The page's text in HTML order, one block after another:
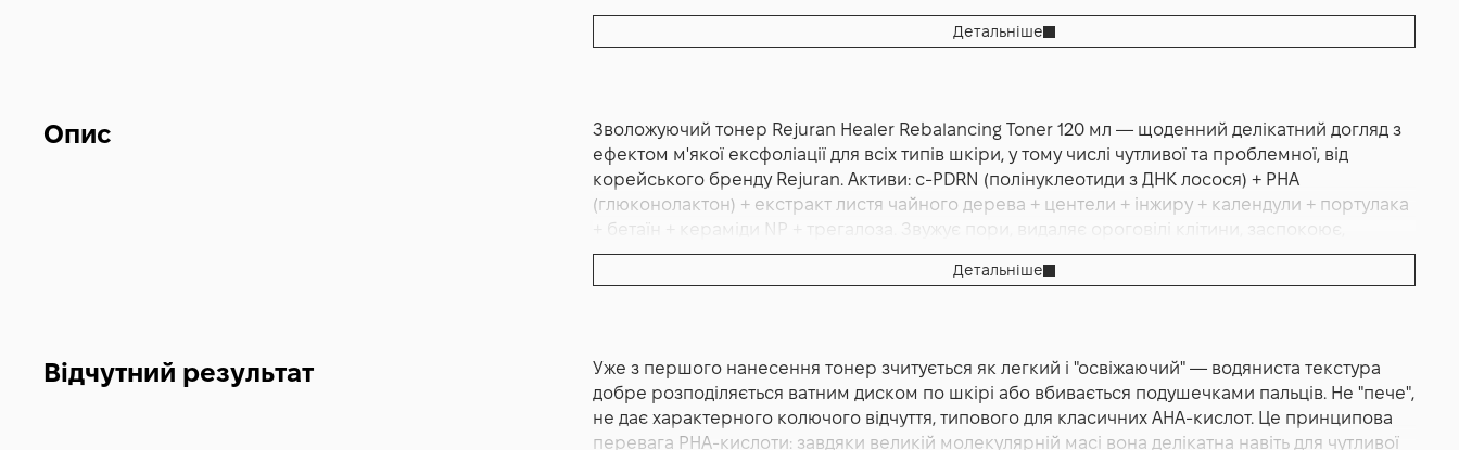
Основна дія:Від почервоніння,Зволоження
Форма випуску:Тонер
Детальніше
Опис
Зволожуючий тонер Rejuran Healer Rebalancing Toner 120 мл — щоденний делікатний догляд з
ефектом м'якої ексфоліації для всіх типів шкіри, у тому числі чутливої та проблемної, від
корейського бренду Rejuran. Активи: c-PDRN (полінуклеотиди з ДНК лосося) + PHA
(глюконолактон) + екстракт листя чайного дерева + центели + інжиру + календули + портулака
+ бетаїн + кераміди NP + трегалоза. Звужує пори, видаляє ороговілі клітини, заспокоює,
відновлює бар'єр. Корейський бренд Rejuran.
не залишає липкого або жирного фінішу. Виробник позиціонує засіб як універсальний тонер з
фірмовим комплексом c-PDRN — ексклюзивним активом Rejuran, який працює над
оновленням шкіри і підтримкою її пружності — у поєднанні з делікатною PHA-ексфоліацією і
Детальніше
Відчутний результат
Уже з першого нанесення тонер зчитується як легкий і "освіжаючий" — водяниста текстура
добре розподіляється ватним диском по шкірі або вбивається подушечками пальців. Не "пече",
не дає характерного колючого відчуття, типового для класичних AHA-кислот. Це принципова
перевага PHA-кислоти: завдяки великій молекулярній масі вона делікатна навіть для чутливої